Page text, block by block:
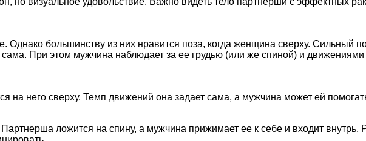
большинству из них нравится поза, когда женщина сверху. Сильный
При этом мужчина наблюдает за ее грудью (или же спиной) и движениями
на него сверху. Темп движений она задает сама, а мужчина может ей
ложится на спину, а мужчина прижимает ее к себе и входит внутрь.